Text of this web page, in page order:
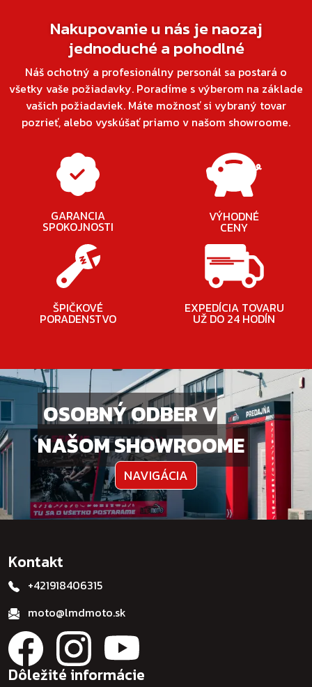
Nakupovanie u nás je naozaj
jednoduché a pohodlné
Náš ochotný a profesionálny personál sa postará o
všetky vaše požiadavky. Poradíme s výberom na základe
vašich požiadaviek. Máte možnosť si vybraný tovar
pozrieť, alebo vyskúšať priamo v našom showroome.
GARANCIA
SPOKOJNOSTI
VÝHODNÉ
CENY
ŠPIČKOVÉ
PORADENSTVO
EXPEDÍCIA TOVARU
UŽ DO 24 HODÍN
OSOBNÝ ODBER V
NAŠOM SHOWROOME
NAVIGÁCIA
Kontakt
+421918406315
moto@lmdmoto.sk
Dôležité informácie